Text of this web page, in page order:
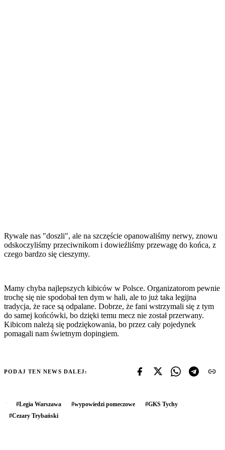
Rywale nas "doszli", ale na szczęście opanowaliśmy nerwy, znowu
odskoczyliśmy przeciwnikom i dowieźliśmy przewagę do końca, z
czego bardzo się cieszymy.
Mamy chyba najlepszych kibiców w Polsce. Organizatorom pewnie
trochę się nie spodobał ten dym w hali, ale to już taka legijna
tradycja, że race są odpalane. Dobrze, że fani wstrzymali się z tym
do samej końcówki, bo dzięki temu mecz nie został przerwany.
Kibicom należą się podziękowania, bo przez cały pojedynek
pomagali nam świetnym dopingiem.
PODAJ TEN NEWS DALEJ:
#Legia Warszawa #wypowiedzi pomeczowe #GKS Tychy
#Cezary Trybański